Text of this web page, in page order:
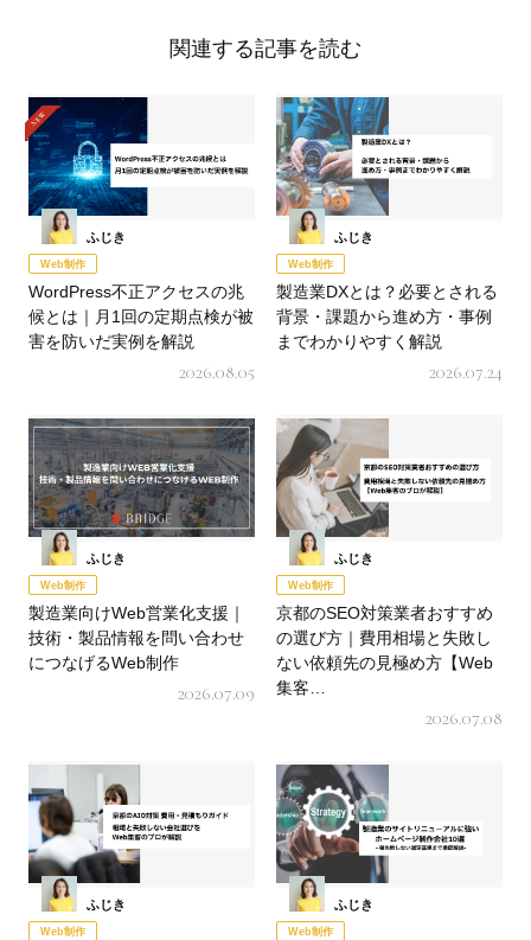
ク
関連する記事を読む
ふじき
Web制作
WordPress不正アクセスの兆
候とは｜月1回の定期点検が被
害を防いだ実例を解説
2026.08.05
ふじき
Web制作
製造業DXとは？必要とされる
背景・課題から進め方・事例
までわかりやすく解説
2026.07.24
ふじき
Web制作
製造業向けWeb営業化支援｜
技術・製品情報を問い合わせ
につなげるWeb制作
2026.07.09
ふじき
Web制作
京都のSEO対策業者おすすめ
の選び方｜費用相場と失敗し
ない依頼先の見極め方【Web
集客…
2026.07.08
ふじき
Web制作
ふじき
Web制作